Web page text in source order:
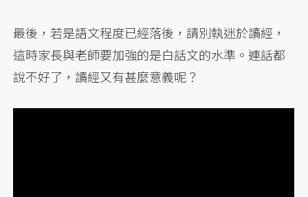
最後，若是語文程度已經落後，請別執迷於讀經，
這時家長與老師要加強的是白話文的水準。連話都
說不好了，讀經又有甚麼意義呢？